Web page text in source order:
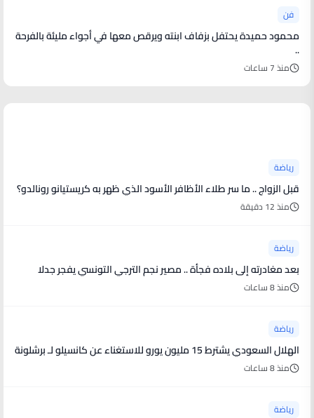
فن
محمود حميدة يحتفل بزفاف ابنته ويرقص معها في أجواء مليئة بالفرحة
..
منذ 7 ساعات
رياضة
قبل الزواج .. ما سر طلاء الأظافر الأسود الذي ظهر به كريستيانو رونالدو؟
منذ 12 دقيقة
رياضة
بعد مغادرته إلى بلاده فجأة .. مصير نجم الترجي التونسي يفجر جدلا
منذ 8 ساعات
رياضة
الهلال السعودي يشترط 15 مليون يورو للاستغناء عن كانسيلو لـ برشلونة
منذ 8 ساعات
رياضة